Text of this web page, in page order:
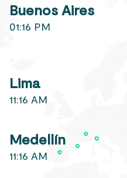
Buenos Aires
01:16 PM
Lima
11:16 AM
Medellín
11:16 AM